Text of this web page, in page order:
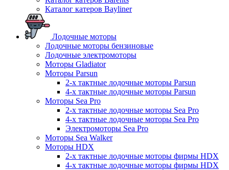
Каталог катеров Bayliner
Лодочные моторы
Лодочные моторы бензиновые
Лодочные электромоторы
Моторы Gladiator
Моторы Parsun
2-х тактные лодочные моторы Parsun
4-х тактные лодочные моторы Parsun
Моторы Sea Pro
2-х тактные лодочные моторы Sea Pro
4-х тактные лодочные моторы Sea Pro
Электромоторы Sea Pro
Моторы Sea Walker
Моторы HDX
2-х тактные лодочные моторы фирмы HDX
4-х тактные лодочные моторы фирмы HDX